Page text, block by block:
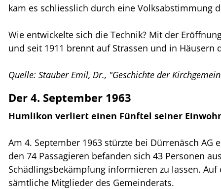
kam es schliesslich durch eine Volksabstimmung
Wie entwickelte sich die Technik? Mit der
und seit 1911 brennt auf Strassen und in Häusern
Quelle: Stauber Emil, Dr., "Geschichte der
Der 4. September 1963
Humlikon verliert einen Fünftel seiner
Am 4. September 1963 stürzte bei Dürrenäsch
den 74 Passagieren befanden sich 43 Personen
Schädlingsbekämpfung informieren zu lassen.
sämtliche Mitglieder des Gemeinderats.